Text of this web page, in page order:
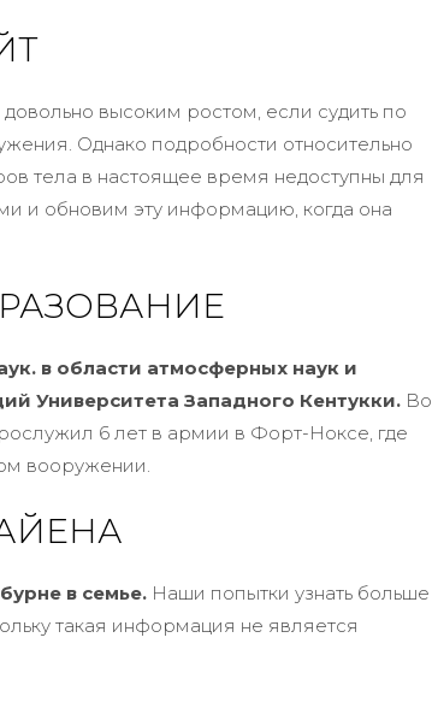
высоким ростом, если судить по
Однако подробности относительно
тела в настоящее время недоступны для
и обновим эту информацию, когда она
в области атмосферных наук и
Университета Западного Кентукки.Во
6 лет в армии в Форт-Ноксе, где
вооружении.
в семье.Наши попытки узнать больше
такая информация не является